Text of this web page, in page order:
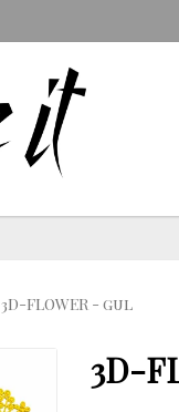
3D-FLOWER - gul
3D-